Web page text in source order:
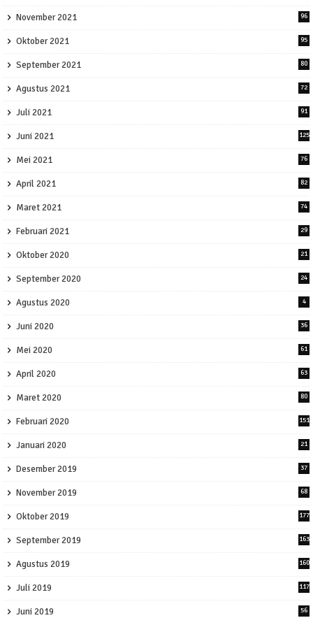
November 2021 96
Oktober 2021 95
September 2021 80
Agustus 2021 72
Juli 2021 91
Juni 2021 125
Mei 2021 76
April 2021 82
Maret 2021 74
Februari 2021 29
Oktober 2020 21
September 2020 24
Agustus 2020 4
Juni 2020 36
Mei 2020 61
April 2020 63
Maret 2020 80
Februari 2020 151
Januari 2020 21
Desember 2019 37
November 2019 68
Oktober 2019 177
September 2019 163
Agustus 2019 160
Juli 2019 117
Juni 2019 56